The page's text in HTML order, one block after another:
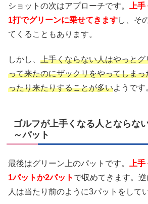
ショットの次はアプローチです。
上
1打でグリーンに乗せてきますし、そ
てくることもあります。
しかし、 上手くならない人はやっと
って来たのにザックリをやってしま
ったり来たりすることが多いようです
ゴルフが上手くなる人とならな
～パット
最後はグリーン上のパットです。
上
1パットか2パット で収めてきます。逆
人は当たり前のように3パット をして